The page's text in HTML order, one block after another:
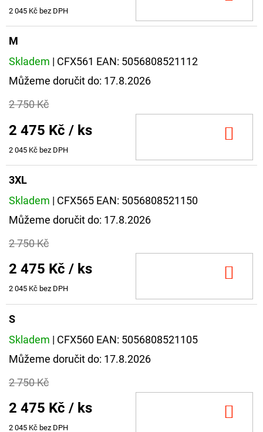
2 045 Kč bez DPH
M
Skladem | CFX561 EAN: 5056808521112
Můžeme doručit do: 17.8.2026
2 750 Kč
2 475 Kč / ks
2 045 Kč bez DPH
3XL
Skladem | CFX565 EAN: 5056808521150
Můžeme doručit do: 17.8.2026
2 750 Kč
2 475 Kč / ks
2 045 Kč bez DPH
S
Skladem | CFX560 EAN: 5056808521105
Můžeme doručit do: 17.8.2026
2 750 Kč
2 475 Kč / ks
2 045 Kč bez DPH